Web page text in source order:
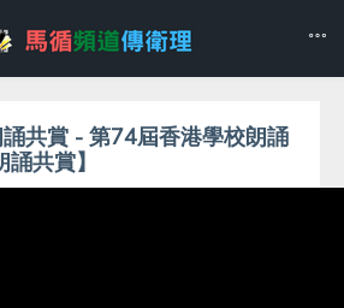
誦共賞 - 第74屆香港學校朗誦
共賞】